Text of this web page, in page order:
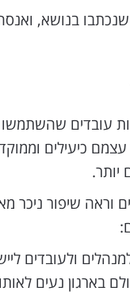
בנושא,
כיעילים
יותר.
שיפור ניכר
ולעובדים
נעים לאותו